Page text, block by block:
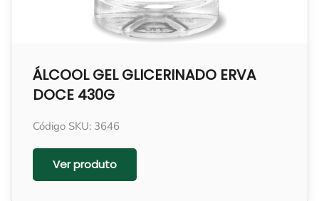
ÁLCOOL GEL GLICERINADO ERVA
DOCE 430G
Código SKU: 3646
Ver produto